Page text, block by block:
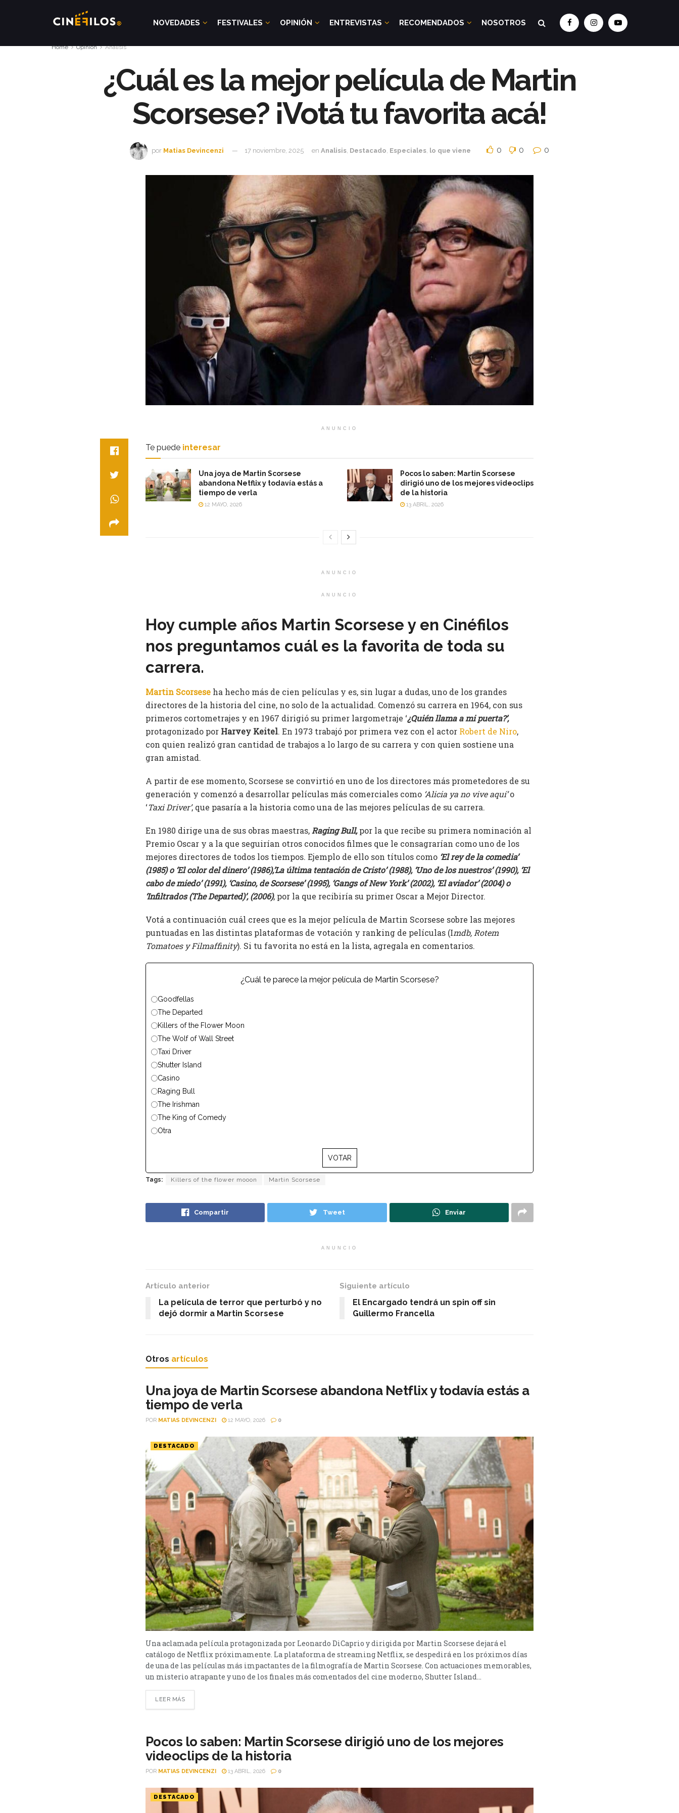
NOVEDADES FESTIVALES OPINIÓN ENTREVISTAS RECOMENDADOS NOSOTROS
Home Opinión Analisis
¿Cuál es la mejor película de Martin
Scorsese? ¡Votá tu favorita acá!
por Matias Devincenzi 17 noviembre, 2025 en Analisis Destacado Especiales lo que viene 0 0 0
ANUNCIO
Te puede interesar
Una joya de Martin Scorsese
abandona Netflix y todavía estás a
tiempo de verla
12 MAYO, 2026
Pocos lo saben: Martin Scorsese
dirigió uno de los mejores videoclips
de la historia
13 ABRIL, 2026
ANUNCIO
ANUNCIO
Hoy cumple años Martin Scorsese y en Cinéfilos
nos preguntamos cuál es la favorita de toda su
carrera.
Martin Scorsese ha hecho más de cien películas y es, sin lugar a dudas, uno de los grandes
directores de la historia del cine, no solo de la actualidad. Comenzó su carrera en 1964, con sus
primeros cortometrajes y en 1967 dirigió su primer largometraje ‘¿Quién llama a mi puerta?’,
protagonizado por Harvey Keitel. En 1973 trabajó por primera vez con el actor Robert de Niro,
con quien realizó gran cantidad de trabajos a lo largo de su carrera y con quien sostiene una
gran amistad.
A partir de ese momento, Scorsese se convirtió en uno de los directores más prometedores de su
generación y comenzó a desarrollar películas más comerciales como ‘Alicia ya no vive aquí’o
‘Taxi Driver’, que pasaría a la historia como una de las mejores películas de su carrera.
En 1980 dirige una de sus obras maestras,Raging Bull,por la que recibe su primera nominación al
Premio Oscar y a la que seguirían otros conocidos filmes que le consagrarían como uno de los
mejores directores de todos los tiempos. Ejemplo de ello son títulos como ‘El rey de la comedia’
(1985) o ‘El color del dinero’ (1986),’La última tentación de Cristo’ (1988), ‘Uno de los nuestros’ (1990), ‘El
cabo de miedo’ (1991), ‘Casino, de Scorsese’ (1995), ‘Gangs of New York’ (2002), ‘El aviador’ (2004) o
‘Infiltrados (The Departed)’, (2006), por la que recibiría su primer Oscar a Mejor Director.
Votá a continuación cuál crees que es la mejor película de Martin Scorsese sobre las mejores
puntuadas en las distintas plataformas de votación y ranking de películas (Imdb, Rotem
Tomatoes y Filmaffinity). Si tu favorita no está en la lista, agregala en comentarios.
¿Cuál te parece la mejor película de Martin Scorsese?
Goodfellas
The Departed
Killers of the Flower Moon
The Wolf of Wall Street
Taxi Driver
Shutter Island
Casino
Raging Bull
The Irishman
The King of Comedy
Otra
VOTAR
Tags: Killers of the flower mooon Martin Scorsese
Compartir Tweet Enviar
ANUNCIO
Artículo anterior
La película de terror que perturbó y no
dejó dormir a Martin Scorsese
Siguiente artículo
El Encargado tendrá un spin off sin
Guillermo Francella
Otros artículos
Una joya de Martin Scorsese abandona Netflix y todavía estás a
tiempo de verla
POR MATIAS DEVINCENZI 12 MAYO, 2026 0
DESTACADO
Una aclamada película protagonizada por Leonardo DiCaprio y dirigida por Martin Scorsese dejará el
catálogo de Netflix próximamente. La plataforma de streaming Netflix, se despedirá en los próximos días
de una de las películas más impactantes de la filmografía de Martin Scorsese. Con actuaciones memorables,
un misterio atrapante y uno de los finales más comentados del cine moderno, Shutter Island...
LEER MÁS
Pocos lo saben: Martin Scorsese dirigió uno de los mejores
videoclips de la historia
POR MATIAS DEVINCENZI 13 ABRIL, 2026 0
DESTACADO